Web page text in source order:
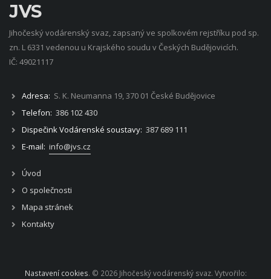
JVS
Jihočeský vodárenský svaz, zapsaný ve spolkovém rejstříku pod sp.
zn. L 6331 vedenou u Krajského soudu v Českých Budějovicích.
IČ: 49021117
Adresa: S. K. Neumanna 19, 370 01 České Budějovice
Telefon: 386 102 430
Dispečink Vodárenské soustavy: 387 689 111
E-mail: info@jvs.cz
Úvod
O společnosti
Mapa stránek
Kontakty
Nastavení cookies. © 2026 Jihočeský vodárenský svaz. Vytvořilo: